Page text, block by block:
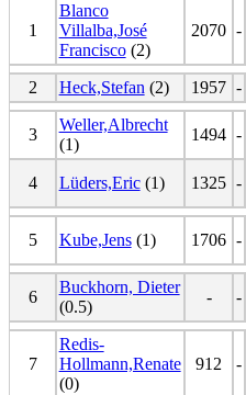
1
Blanco
Villalba,José
Francisco(2)
2070 -
2 Heck,Stefan (2) 1957 -
3
Weller,Albrecht
(1)
1494 -
4 Lüders,Eric(1) 1325 -
5 Kube,Jens(1) 1706 -
6
Buckhorn, Dieter
(0.5)
- -
7
Redis-
Hollmann,Renate
(0)
912 -